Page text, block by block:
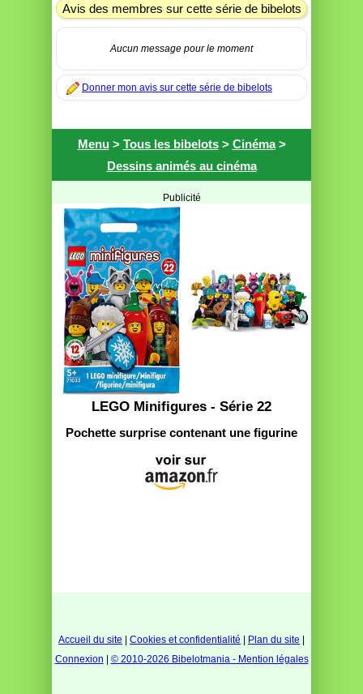
Avis des membres sur cette série de bibelots
Aucun message pour le moment
Donner mon avis sur cette série de bibelots
Menu> Tous les bibelots> Cinéma>
Dessins animés au cinéma
Publicité
LEGO Minifigures - Série 22
Pochette surprise contenant une figurine
Accueil du site Cookies et confidentialité Plan du site
Connexion
© 2010-2026 Bibelotmania - Mention légales